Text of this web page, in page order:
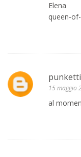
Elena
queen-
15 maggio
al